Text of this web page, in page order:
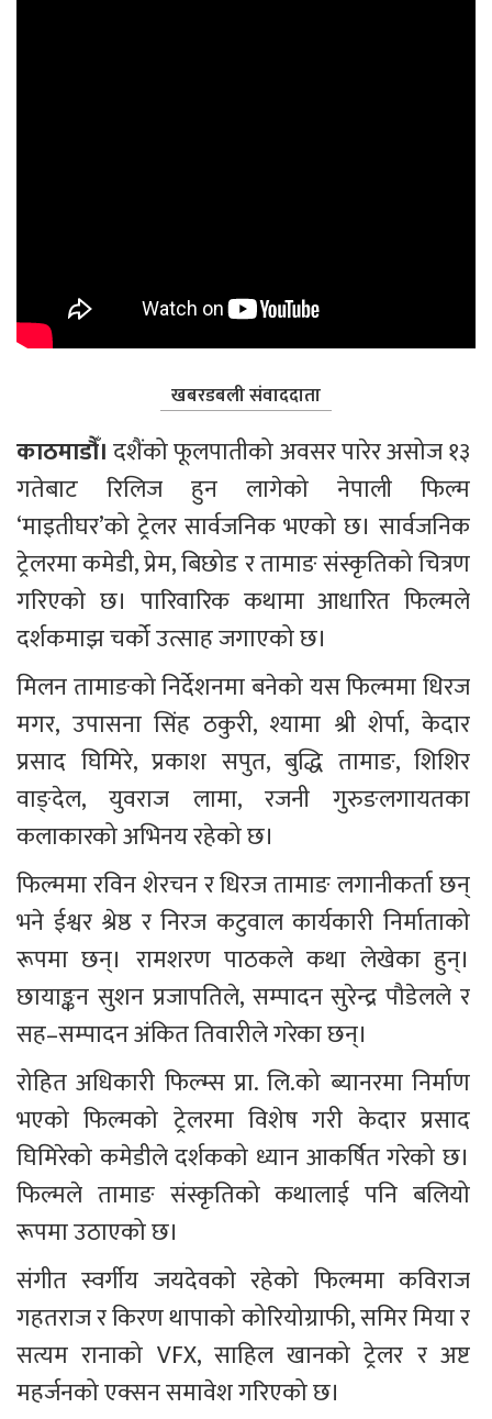
खबरडबली संवाददाता
काठमाडौँ। दशैंको फूलपातीको अवसर पारेर असोज १३
गतेबाट रिलिज हुन लागेको नेपाली फिल्म
‘माइतीघर’को ट्रेलर सार्वजनिक भएको छ। सार्वजनिक
ट्रेलरमा कमेडी, प्रेम, बिछोड र तामाङ संस्कृतिको चित्रण
गरिएको छ। पारिवारिक कथामा आधारित फिल्मले
दर्शकमाझ चर्को उत्साह जगाएको छ।
मिलन तामाङको निर्देशनमा बनेको यस फिल्ममा धिरज
मगर, उपासना सिंह ठकुरी, श्यामा श्री शेर्पा, केदार
प्रसाद घिमिरे, प्रकाश सपुत, बुद्धि तामाङ, शिशिर
वाङ्देल, युवराज लामा, रजनी गुरुङलगायतका
कलाकारको अभिनय रहेको छ।
फिल्ममा रविन शेरचन र धिरज तामाङ लगानीकर्ता छन्
भने ईश्वर श्रेष्ठ र निरज कटुवाल कार्यकारी निर्माताको
रूपमा छन्। रामशरण पाठकले कथा लेखेका हुन्।
छायाङ्कन सुशन प्रजापतिले, सम्पादन सुरेन्द्र पौडेलले र
सह–सम्पादन अंकित तिवारीले गरेका छन्।
रोहित अधिकारी फिल्म्स प्रा. लि.को ब्यानरमा निर्माण
भएको फिल्मको ट्रेलरमा विशेष गरी केदार प्रसाद
घिमिरेको कमेडीले दर्शकको ध्यान आकर्षित गरेको छ।
फिल्मले तामाङ संस्कृतिको कथालाई पनि बलियो
रूपमा उठाएको छ।
संगीत स्वर्गीय जयदेवको रहेको फिल्ममा कविराज
गहतराज र किरण थापाको कोरियोग्राफी, समिर मिया र
सत्यम रानाको VFX, साहिल खानको ट्रेलर र अष्ट
महर्जनको एक्सन समावेश गरिएको छ।